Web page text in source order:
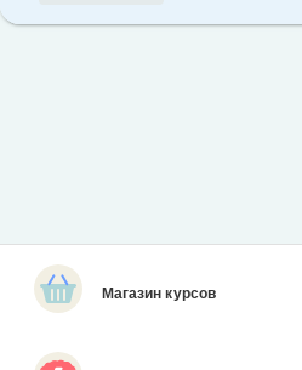
Магазин курсов